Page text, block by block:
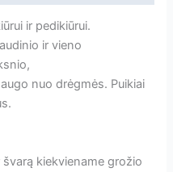
ir pedikiūrui.
ir vieno
nuo drėgmės. Puikiai
kiekviename grožio